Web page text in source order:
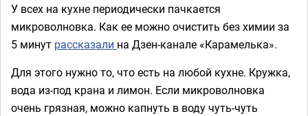
У всех на кухне периодически пачкается
микроволновка. Как ее можно очистить без химии за
5 минут рассказали на Дзен-канале «Карамелька».
Для этого нужно то, что есть на любой кухне. Кружка,
вода из-под крана и лимон. Если микроволновка
очень грязная, можно капнуть в воду чуть-чуть